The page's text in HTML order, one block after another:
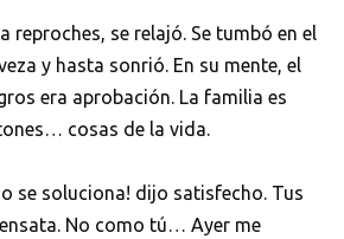
reproches, se relajó. Se tumbó en el
y hasta sonrió. En su mente, el
era aprobación. La familia es
cosas de la vida.
se soluciona! dijo satisfecho. Tus
No como tú… Ayer me